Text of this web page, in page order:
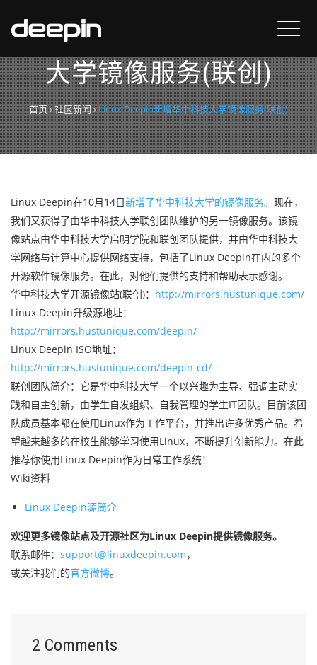
Linux Deepin新增华中科技
大学镜像服务(联创)
首页›社区新闻› Linux Deepin新增华中科技大学镜像服务(联创)
Linux Deepin在10月14日新增了华中科技大学的镜像服务。现在，
我们又获得了由华中科技大学联创团队维护的另一镜像服务。该镜
像站点由华中科技大学启明学院和联创团队提供，并由华中科技大
学网络与计算中心提供网络支持，包括了Linux Deepin在内的多个
开源软件镜像服务。在此，对他们提供的支持和帮助表示感谢。
华中科技大学开源镜像站(联创)： http://mirrors.hustunique.com/
Linux Deepin升级源地址：
http://mirrors.hustunique.com/deepin/
Linux Deepin ISO地址：
http://mirrors.hustunique.com/deepin-cd/
联创团队简介：它是华中科技大学一个以兴趣为主导、强调主动实
践和自主创新，由学生自发组织、自我管理的学生IT团队。目前该团
队成员基本都在使用Linux作为工作平台，并推出许多优秀产品。希
望越来越多的在校生能够学习使用Linux，不断提升创新能力。在此
推荐你使用Linux Deepin作为日常工作系统！
Wiki资料
Linux Deepin源简介
欢迎更多镜像站点及开源社区为Linux Deepin提供镜像服务。
联系邮件： support@linuxdeepin.com，
或关注我们的官方微博。
2 Comments